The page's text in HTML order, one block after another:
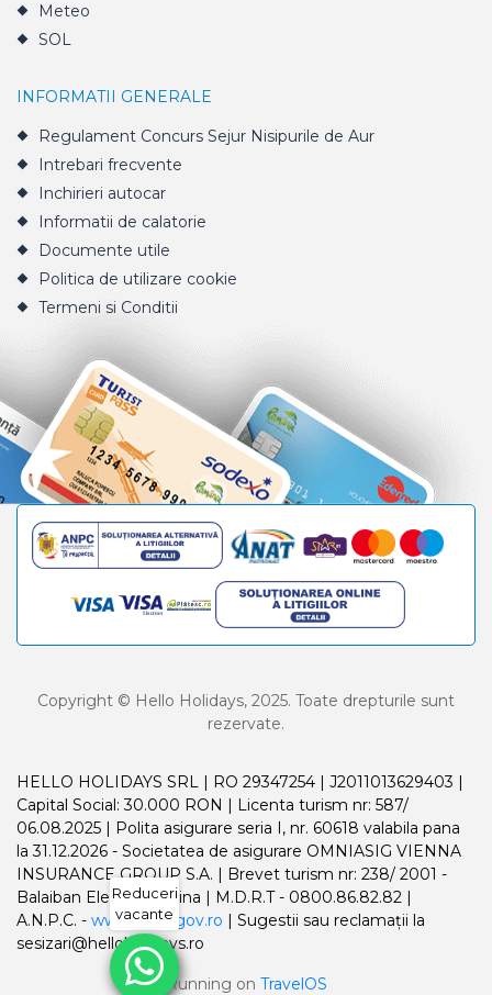
Meteo
SOL
INFORMATII GENERALE
Regulament Concurs Sejur Nisipurile de Aur
Intrebari frecvente
Inchirieri autocar
Informatii de calatorie
Documente utile
Politica de utilizare cookie
Termeni si Conditii
Copyright © Hello Holidays, 2025. Toate drepturile sunt
rezervate.
HELLO HOLIDAYS SRL | RO 29347254 | J2011013629403 |
Capital Social: 30.000 RON | Licenta turism nr: 587/
06.08.2025 | Polita asigurare seria I, nr. 60618 valabila pana
la 31.12.2026 - Societatea de asigurare OMNIASIG VIENNA
INSURANCE GROUP S.A. | Brevet turism nr: 238/ 2001 -
Balaiban Elena Madalina | M.D.R.T - 0800.86.82.82 |
A.N.P.C. - www.anpc.gov.ro | Sugestii sau reclamații la
sesizari@helloholidays.ro
Running on TravelOS
Reduceri
vacante